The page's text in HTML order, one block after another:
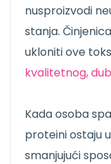
nusproizvodi
stanja.
ukloniti ove
kvalitetnog,
Kada osoba
proteini ostaju
smanjujući